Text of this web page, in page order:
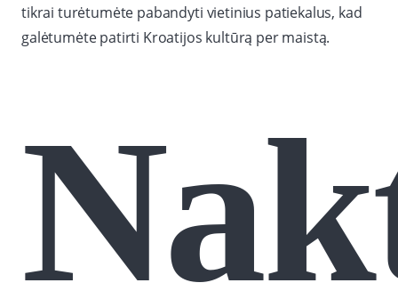
tikrai turėtumėte pabandyti vietinius patiekalus, kad
galėtumėte patirti Kroatijos kultūrą per maistą.